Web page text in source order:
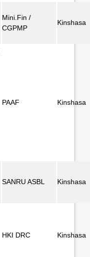
Mini.Fin /
CGPMP
Kinshasa
PAAF Kinshasa
SANRU ASBL Kinshasa
HKI DRC Kinshasa